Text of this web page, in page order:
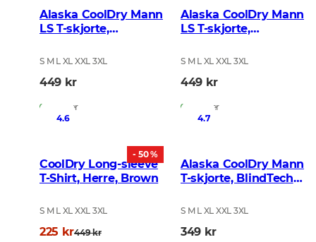
Alaska CoolDry Mann
LS T-skjorte,
S M L XL XXL 3XL
449 kr
På lager
Alaska CoolDry Mann
LS T-skjorte,
S M L XL XXL 3XL
449 kr
På lager
- 50 %
4.6
CoolDry Long-sleeve
T-Shirt, Herre, Brown
S M L XL XXL 3XL
225 kr449 kr
4.7
Alaska CoolDry Mann
T-skjorte, BlindTech
S M L XL XXL 3XL
349 kr